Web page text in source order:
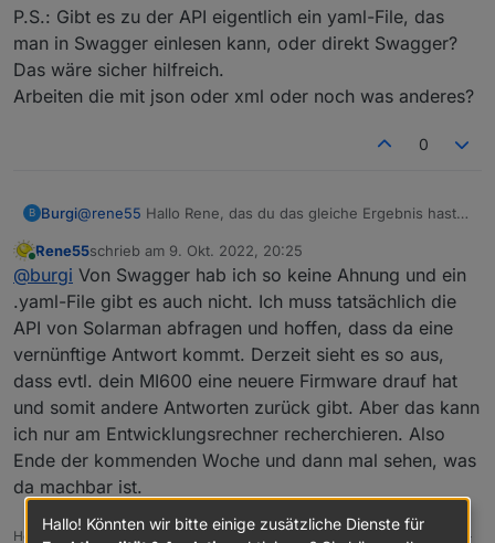
P.S.: Gibt es zu der API eigentlich ein yaml-File, das
man in Swagger einlesen kann, oder direkt Swagger?
Das wäre sicher hilfreich.
Arbeiten die mit json oder xml oder noch was anderes?
0
B Burgi@rene55 Hallo Rene, das du das gleiche Ergebnis hast
Das du dich gleich dran gesetzt hast finde ich super.
Herzlichen Dank!
P.S.: Gibt es zu der API eigentlich ein yaml-File, das man
in Swagger einlesen kann, oder direkt Swagger?
Das wäre sicher hilfreich.
Arbeiten die mit json oder xml oder noch was anderes?
Online
Rene55schrieb am 9. Okt. 2022, 20:25
zuletzt editiert von
@burgi Von Swagger hab ich so keine Ahnung und ein
.yaml-File gibt es auch nicht. Ich muss tatsächlich die
API von Solarman abfragen und hoffen, dass da eine
vernünftige Antwort kommt. Derzeit sieht es so aus,
dass evtl. dein MI600 eine neuere Firmware drauf hat
und somit andere Antworten zurück gibt. Aber das kann
ich nur am Entwicklungsrechner recherchieren. Also
Ende der kommenden Woche und dann mal sehen, was
da machbar ist.
Host: Fujitsu Intel(R) Pentium(R) CPU G4560T, 32 GB RAM, Proxmox 8.x +
Hallo! Könnten wir bitte einige zusätzliche Dienste für